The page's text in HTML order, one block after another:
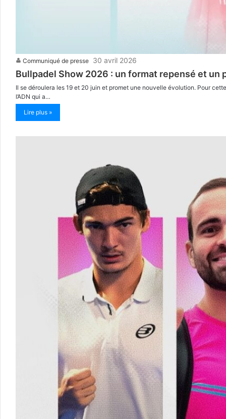
Communiqué de presse 30 avril 2026
Bullpadel Show 2026 : un format repensé et
Il se déroulera les 19 et 20 juin et promet une nouvelle évolution. Pour
l’ADN qui a…
Lire plus »